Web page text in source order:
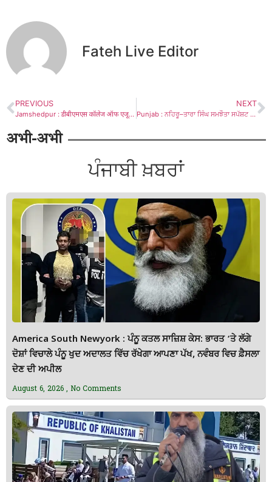
Fateh Live Editor
PREVIOUS
Jamshedpur : डीबीएमएस कॉलेज ऑफ एजूकेशन की नई प्राचार्या बनीं डॉ मोनिका उप्पल, संभाला पदभार
NEXT
Punjab : ਨਹਿਰੂ–ਤਾਰਾ ਸਿੰਘ ਸਮਝੌਤਾ ਸਪੱਸ਼ਟ ਕਰਦਾ ਹੈ ਕਿ ਐਸਜੀਪੀਸੀ ਦੀ ਸਹਿਮਤੀ ਬਿਨਾਂ ਸਿੱਖ ਕਾਨੂੰਨਾਂ ਵਿੱਚ ਸੋਧ ਨਹੀਂ ਹੋ ਸਕਦੀ: ਪੁਰੇਵਾਲ/ਰਘਬੀਰ ਸਿੰਘ
अभी-अभी
ਪੰਜਾਬੀ ਖ਼ਬਰਾਂ
America South Newyork : ਪੰਨੂ ਕਤਲ ਸਾਜ਼ਿਸ਼ ਕੇਸ: ਭਾਰਤ ‘ਤੇ ਲੱਗੇ
ਦੋਸ਼ਾਂ ਵਿਚਾਲੇ ਪੰਨੂ ਖੁਦ ਅਦਾਲਤ ਵਿੱਚ ਰੱਖੇਗਾ ਆਪਣਾ ਪੱਖ, ਨਵੰਬਰ ਵਿਚ ਫ਼ੈਸਲਾ
ਦੇਣ ਦੀ ਅਪੀਲ
August 6, 2026 No Comments